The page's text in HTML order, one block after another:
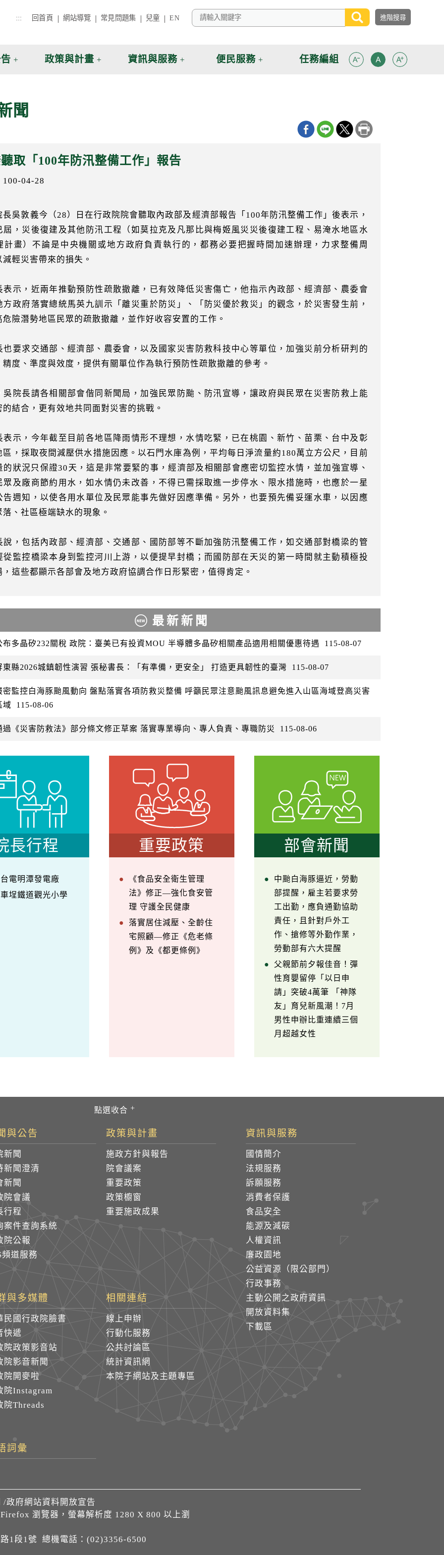
::: 回首頁 網站導覽 常見問題集 兒童 EN
政策與計畫 資訊與服務 便民服務 任務編組
聞
取「100年防汛整備工作」報告
100-04-28
長吳敦義今（28）日在行政院院會聽取內政部及經濟部報告「100年防汛整備工作」後表示，
屆，災後復建及其他防汛工程（如莫拉克及凡那比與梅姬風災災後復建工程、易淹水地區水
計畫）不論是中央機關或地方政府負責執行的，都務必要把握時間加速辦理，力求整備周
減輕災害帶來的損失。
表示，近兩年推動預防性疏散撤離，已有效降低災害傷亡，他指示內政部、經濟部、農委會
方政府落實總統馬英九訓示「離災重於防災」、「防災優於救災」的觀念，於災害發生前，
危險潛勢地區民眾的疏散撤離，並作好收容安置的工作。
也要求交通部、經濟部、農委會，以及國家災害防救科技中心等單位，加強災前分析研判的
精度、準度與效度，提供有關單位作為執行預防性疏散撤離的參考。
吳院長請各相關部會偕同新聞局，加強民眾防颱、防汛宣導，讓政府與民眾在災害防救上能
的結合，更有效地共同面對災害的挑戰。
表示，今年截至目前各地區降雨情形不理想，水情吃緊，已在桃園、新竹、苗栗、台中及彰
區，採取夜間減壓供水措施因應。以石門水庫為例，平均每日淨流量約180萬立方公尺，目前
的狀況只保證30天，這是非常要緊的事，經濟部及相關部會應密切監控水情，並加強宣導、
眾及廠商節約用水，如水情仍未改善，不得已需採取進一步停水、限水措施時，也應於一星
告週知，以使各用水單位及民眾能事先做好因應準備。另外，也要預先備妥運水車，以因應
落、社區極端缺水的現象。
說，包括內政部、經濟部、交通部、國防部等不斷加強防汛整備工作，如交通部對橋梁的管
從監控橋梁本身到監控河川上游，以便提早封橋；而國防部在天災的第一時間就主動積極投
，這些都顯示各部會及地方政府協調合作日形緊密，值得肯定。
最新新聞
布多晶矽232關稅 政院：臺美已有投資MOU 半導體多晶矽相關產品適用相關優惠待遇 115-08-07
東縣2026城鎮韌性演習 張秘書長：「有準備，更安全」 打造更具韌性的臺灣 115-08-07
密監控白海豚颱風動向 盤點落實各項防救災整備 呼籲民眾注意颱風訊息避免進入山區海域登高災害
域
115-08-06
過《災害防救法》部分條文修正草案 落實專業導向、專人負責、專職防災 115-08-06
長行程
電明潭發電廠
埕鐵道觀光小學
重要政策
《食品安全衛生管理
法》修正—強化食安管
理 守護全民健康
落實居住減壓、全齡住
宅照顧—修正《危老條
例》及《都更條例》
部會新聞
中颱白海豚逼近，勞動
部提醒，雇主若要求勞
工出勤，應負通勤協助
責任，且針對戶外工
作、搶修等外勤作業，
勞動部有六大提醒
父親節前夕報佳音！彈
性育嬰留停「以日申
請」突破4萬筆 「神隊
友」育兒新風潮！7月
男性申辦比重連續三個
月超越女性
與公告
新聞
新聞澄清
新聞
院會議
行程
案件查詢系統
院公報
頻道服務
政策與計畫
施政方針與報告
院會議案
重要政策
政策櫥窗
重要施政成果
資訊與服務
國情簡介
法規服務
訴願服務
消費者保護
食品安全
能源及減碳
人權資訊
廉政園地
公益資源（限公部門）
行政事務
主動公開之政府資訊
開放資料集
下載區
與多媒體
民國行政院臉書
快遞
院政策影音站
院影音新聞
院開麥啦
院Instagram
院Threads
相關連結
線上申辦
行動化服務
公共討論區
統計資訊網
本院子網站及主題專區
詞彙
/政府網站資料開放宣告
瀏覽器，螢幕解析度 1280 X 800 以上瀏
1段1號 總機電話：(02)3356-6500